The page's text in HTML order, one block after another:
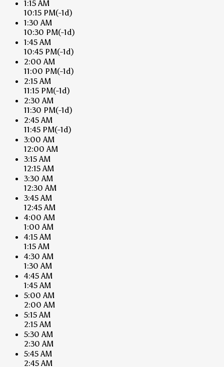
1:15 AM
10:15 PM(-1d)
1:30 AM
10:30 PM(-1d)
1:45 AM
10:45 PM(-1d)
2:00 AM
11:00 PM(-1d)
2:15 AM
11:15 PM(-1d)
2:30 AM
11:30 PM(-1d)
2:45 AM
11:45 PM(-1d)
3:00 AM
12:00 AM
3:15 AM
12:15 AM
3:30 AM
12:30 AM
3:45 AM
12:45 AM
4:00 AM
1:00 AM
4:15 AM
1:15 AM
4:30 AM
1:30 AM
4:45 AM
1:45 AM
5:00 AM
2:00 AM
5:15 AM
2:15 AM
5:30 AM
2:30 AM
5:45 AM
2:45 AM